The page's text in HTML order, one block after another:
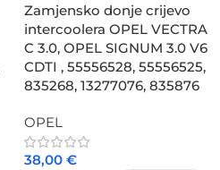
Zamjensko donje crijevo
intercoolera OPEL VECTRA
C 3.0, OPEL SIGNUM 3.0 V6
CDTI , 55556528, 55556525,
835268, 13277076, 835876
OPEL
38,00 €